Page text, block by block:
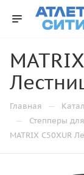
Главная —
— Степперы
MATRIX C50XUR